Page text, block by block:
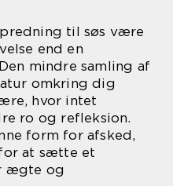
til søs være
end en
mindre samling af
omkring dig
hvor intet
ro og refleksion.
form for afsked,
at sætte et
ægte og